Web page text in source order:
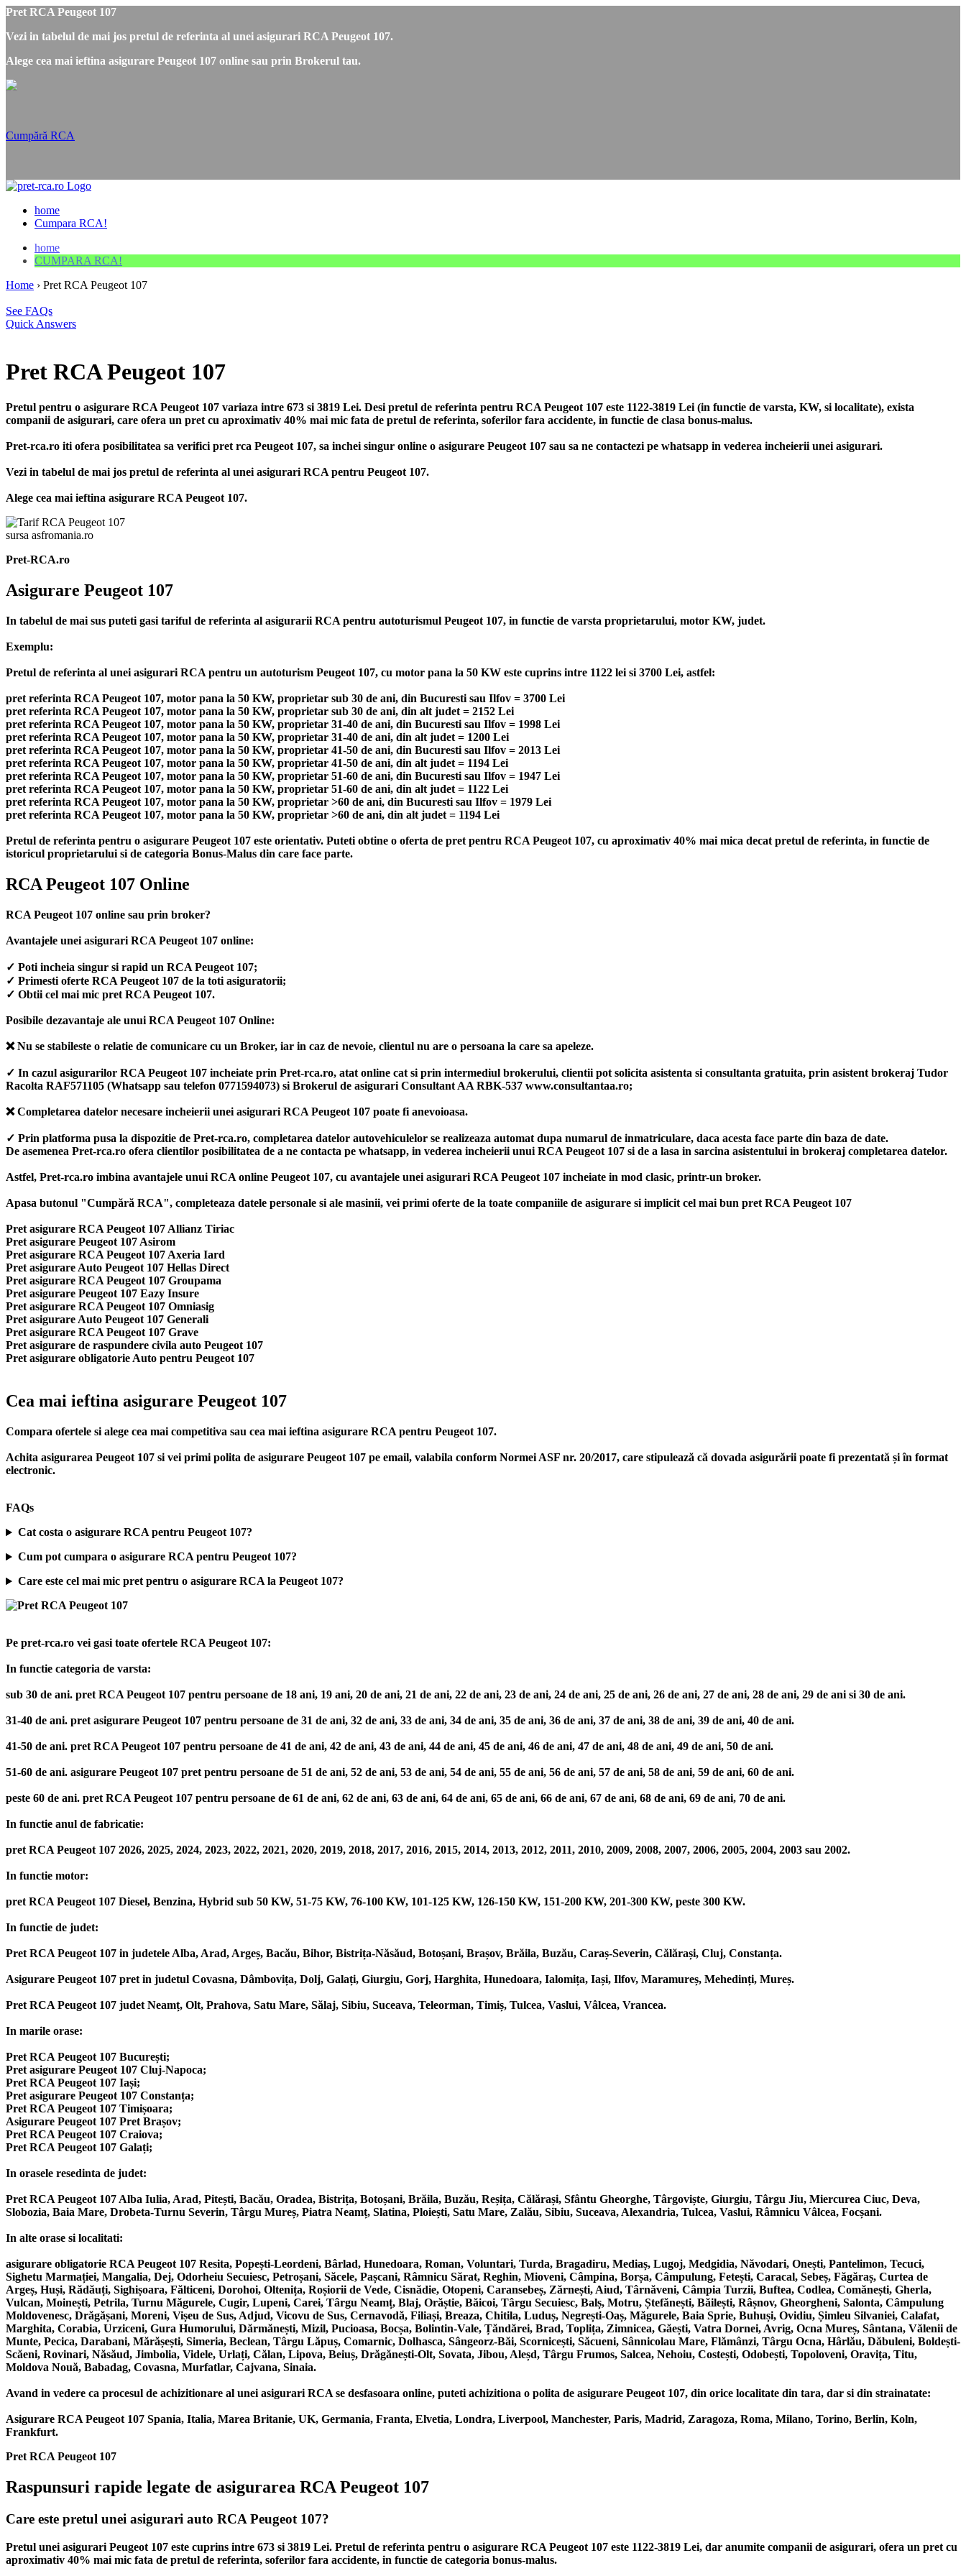
Pret RCA Peugeot 107
Vezi in tabelul de mai jos pretul de referinta al unei asigurari RCA Peugeot 107.
Alege cea mai ieftina asigurare Peugeot 107 online sau prin Brokerul tau.
Cumpără RCA
home
Cumpara RCA!
home
CUMPARA RCA!
Home › Pret RCA Peugeot 107
See FAQs
Quick Answers
Pret RCA Peugeot 107
Pretul pentru o asigurare RCA Peugeot 107 variaza intre 673 si 3819 Lei. Desi pretul de referinta pentru RCA Peugeot 107 este 1122-3819 Lei (in functie de varsta, KW, si localitate), exista
companii de asigurari, care ofera un pret cu aproximativ 40% mai mic fata de pretul de referinta, soferilor fara accidente, in functie de clasa bonus-malus.
Pret-rca.ro iti ofera posibilitatea sa verifici pret rca Peugeot 107, sa inchei singur online o asigurare Peugeot 107 sau sa ne contactezi pe whatsapp in vederea incheierii unei asigurari.
Vezi in tabelul de mai jos pretul de referinta al unei asigurari RCA pentru Peugeot 107.
Alege cea mai ieftina asigurare RCA Peugeot 107.
sursa asfromania.ro
Pret-RCA.ro
Asigurare Peugeot 107
In tabelul de mai sus puteti gasi tariful de referinta al asigurarii RCA pentru autoturismul Peugeot 107, in functie de varsta proprietarului, motor KW, judet.
Exemplu:
Pretul de referinta al unei asigurari RCA pentru un autoturism Peugeot 107, cu motor pana la 50 KW este cuprins intre 1122 lei si 3700 Lei, astfel:
pret referinta RCA Peugeot 107, motor pana la 50 KW, proprietar sub 30 de ani, din Bucuresti sau Ilfov = 3700 Lei
pret referinta RCA Peugeot 107, motor pana la 50 KW, proprietar sub 30 de ani, din alt judet = 2152 Lei
pret referinta RCA Peugeot 107, motor pana la 50 KW, proprietar 31-40 de ani, din Bucuresti sau Ilfov = 1998 Lei
pret referinta RCA Peugeot 107, motor pana la 50 KW, proprietar 31-40 de ani, din alt judet = 1200 Lei
pret referinta RCA Peugeot 107, motor pana la 50 KW, proprietar 41-50 de ani, din Bucuresti sau Ilfov = 2013 Lei
pret referinta RCA Peugeot 107, motor pana la 50 KW, proprietar 41-50 de ani, din alt judet = 1194 Lei
pret referinta RCA Peugeot 107, motor pana la 50 KW, proprietar 51-60 de ani, din Bucuresti sau Ilfov = 1947 Lei
pret referinta RCA Peugeot 107, motor pana la 50 KW, proprietar 51-60 de ani, din alt judet = 1122 Lei
pret referinta RCA Peugeot 107, motor pana la 50 KW, proprietar >60 de ani, din Bucuresti sau Ilfov = 1979 Lei
pret referinta RCA Peugeot 107, motor pana la 50 KW, proprietar >60 de ani, din alt judet = 1194 Lei
Pretul de referinta pentru o asigurare Peugeot 107 este orientativ. Puteti obtine o oferta de pret pentru RCA Peugeot 107, cu aproximativ 40% mai mica decat pretul de referinta, in functie de
istoricul proprietarului si de categoria Bonus-Malus din care face parte.
RCA Peugeot 107 Online
RCA Peugeot 107 online sau prin broker?
Avantajele unei asigurari RCA Peugeot 107 online:
✓ Poti incheia singur si rapid un RCA Peugeot 107;
✓ Primesti oferte RCA Peugeot 107 de la toti asiguratorii;
✓ Obtii cel mai mic pret RCA Peugeot 107.
Posibile dezavantaje ale unui RCA Peugeot 107 Online:
❌ Nu se stabileste o relatie de comunicare cu un Broker, iar in caz de nevoie, clientul nu are o persoana la care sa apeleze.
✓ In cazul asigurarilor RCA Peugeot 107 incheiate prin Pret-rca.ro, atat online cat si prin intermediul brokerului, clientii pot solicita asistenta si consultanta gratuita, prin asistent brokeraj Tudor
Racolta RAF571105 (Whatsapp sau telefon 0771594073) si Brokerul de asigurari Consultant AA RBK-537 www.consultantaa.ro;
❌ Completarea datelor necesare incheierii unei asigurari RCA Peugeot 107 poate fi anevoioasa.
✓ Prin platforma pusa la dispozitie de Pret-rca.ro, completarea datelor autovehiculelor se realizeaza automat dupa numarul de inmatriculare, daca acesta face parte din baza de date.
De asemenea Pret-rca.ro ofera clientilor posibilitatea de a ne contacta pe whatsapp, in vederea incheierii unui RCA Peugeot 107 si de a lasa in sarcina asistentului in brokeraj completarea datelor.
Astfel, Pret-rca.ro imbina avantajele unui RCA online Peugeot 107, cu avantajele unei asigurari RCA Peugeot 107 incheiate in mod clasic, printr-un broker.
Apasa butonul "Cumpără RCA", completeaza datele personale si ale masinii, vei primi oferte de la toate companiile de asigurare si implicit cel mai bun pret RCA Peugeot 107
Pret asigurare RCA Peugeot 107 Allianz Tiriac
Pret asigurare Peugeot 107 Asirom
Pret asigurare RCA Peugeot 107 Axeria Iard
Pret asigurare Auto Peugeot 107 Hellas Direct
Pret asigurare RCA Peugeot 107 Groupama
Pret asigurare Peugeot 107 Eazy Insure
Pret asigurare RCA Peugeot 107 Omniasig
Pret asigurare Auto Peugeot 107 Generali
Pret asigurare RCA Peugeot 107 Grave
Pret asigurare de raspundere civila auto Peugeot 107
Pret asigurare obligatorie Auto pentru Peugeot 107
Cea mai ieftina asigurare Peugeot 107
Compara ofertele si alege cea mai competitiva sau cea mai ieftina asigurare RCA pentru Peugeot 107.
Achita asigurarea Peugeot 107 si vei primi polita de asigurare Peugeot 107 pe email, valabila conform Normei ASF nr. 20/2017, care stipulează că dovada asigurării poate fi prezentată și în format
electronic.
FAQs
Cat costa o asigurare RCA pentru Peugeot 107?
Cum pot cumpara o asigurare RCA pentru Peugeot 107?
Care este cel mai mic pret pentru o asigurare RCA la Peugeot 107?
Pe pret-rca.ro vei gasi toate ofertele RCA Peugeot 107:
In functie categoria de varsta:
sub 30 de ani. pret RCA Peugeot 107 pentru persoane de 18 ani, 19 ani, 20 de ani, 21 de ani, 22 de ani, 23 de ani, 24 de ani, 25 de ani, 26 de ani, 27 de ani, 28 de ani, 29 de ani si 30 de ani.
31-40 de ani. pret asigurare Peugeot 107 pentru persoane de 31 de ani, 32 de ani, 33 de ani, 34 de ani, 35 de ani, 36 de ani, 37 de ani, 38 de ani, 39 de ani, 40 de ani.
41-50 de ani. pret RCA Peugeot 107 pentru persoane de 41 de ani, 42 de ani, 43 de ani, 44 de ani, 45 de ani, 46 de ani, 47 de ani, 48 de ani, 49 de ani, 50 de ani.
51-60 de ani. asigurare Peugeot 107 pret pentru persoane de 51 de ani, 52 de ani, 53 de ani, 54 de ani, 55 de ani, 56 de ani, 57 de ani, 58 de ani, 59 de ani, 60 de ani.
peste 60 de ani. pret RCA Peugeot 107 pentru persoane de 61 de ani, 62 de ani, 63 de ani, 64 de ani, 65 de ani, 66 de ani, 67 de ani, 68 de ani, 69 de ani, 70 de ani.
In functie anul de fabricatie:
pret RCA Peugeot 107 2026, 2025, 2024, 2023, 2022, 2021, 2020, 2019, 2018, 2017, 2016, 2015, 2014, 2013, 2012, 2011, 2010, 2009, 2008, 2007, 2006, 2005, 2004, 2003 sau 2002.
In functie motor:
pret RCA Peugeot 107 Diesel, Benzina, Hybrid sub 50 KW, 51-75 KW, 76-100 KW, 101-125 KW, 126-150 KW, 151-200 KW, 201-300 KW, peste 300 KW.
In functie de judet:
Pret RCA Peugeot 107 in judetele Alba, Arad, Argeș, Bacău, Bihor, Bistrița-Năsăud, Botoșani, Brașov, Brăila, Buzău, Caraș-Severin, Călărași, Cluj, Constanța.
Asigurare Peugeot 107 pret in judetul Covasna, Dâmbovița, Dolj, Galați, Giurgiu, Gorj, Harghita, Hunedoara, Ialomița, Iași, Ilfov, Maramureș, Mehedinți, Mureș.
Pret RCA Peugeot 107 judet Neamț, Olt, Prahova, Satu Mare, Sălaj, Sibiu, Suceava, Teleorman, Timiș, Tulcea, Vaslui, Vâlcea, Vrancea.
In marile orase:
Pret RCA Peugeot 107 București;
Pret asigurare Peugeot 107 Cluj-Napoca;
Pret RCA Peugeot 107 Iași;
Pret asigurare Peugeot 107 Constanța;
Pret RCA Peugeot 107 Timișoara;
Asigurare Peugeot 107 Pret Brașov;
Pret RCA Peugeot 107 Craiova;
Pret RCA Peugeot 107 Galați;
In orasele resedinta de judet:
Pret RCA Peugeot 107 Alba Iulia, Arad, Pitești, Bacău, Oradea, Bistrița, Botoșani, Brăila, Buzău, Reșița, Călărași, Sfântu Gheorghe, Târgoviște, Giurgiu, Târgu Jiu, Miercurea Ciuc, Deva,
Slobozia, Baia Mare, Drobeta-Turnu Severin, Târgu Mureș, Piatra Neamț, Slatina, Ploiești, Satu Mare, Zalău, Sibiu, Suceava, Alexandria, Tulcea, Vaslui, Râmnicu Vâlcea, Focșani.
In alte orase si localitati:
asigurare obligatorie RCA Peugeot 107 Resita, Popești-Leordeni, Bârlad, Hunedoara, Roman, Voluntari, Turda, Bragadiru, Mediaș, Lugoj, Medgidia, Năvodari, Onești, Pantelimon, Tecuci,
Sighetu Marmației, Mangalia, Dej, Odorheiu Secuiesc, Petroșani, Săcele, Pașcani, Râmnicu Sărat, Reghin, Mioveni, Câmpina, Borșa, Câmpulung, Fetești, Caracal, Sebeș, Făgăraș, Curtea de
Argeș, Huși, Rădăuți, Sighișoara, Fălticeni, Dorohoi, Oltenița, Roșiorii de Vede, Cisnădie, Otopeni, Caransebeș, Zărnești, Aiud, Târnăveni, Câmpia Turzii, Buftea, Codlea, Comănești, Gherla,
Vulcan, Moinești, Petrila, Turnu Măgurele, Cugir, Lupeni, Carei, Târgu Neamț, Blaj, Orăștie, Băicoi, Târgu Secuiesc, Balș, Motru, Ștefănești, Băilești, Râșnov, Gheorgheni, Salonta, Câmpulung
Moldovenesc, Drăgășani, Moreni, Vișeu de Sus, Adjud, Vicovu de Sus, Cernavodă, Filiași, Breaza, Chitila, Luduș, Negrești-Oaș, Măgurele, Baia Sprie, Buhuși, Ovidiu, Șimleu Silvaniei, Calafat,
Marghita, Corabia, Urziceni, Gura Humorului, Dărmănești, Mizil, Pucioasa, Bocșa, Bolintin-Vale, Țăndărei, Brad, Toplița, Zimnicea, Găești, Vatra Dornei, Avrig, Ocna Mureș, Sântana, Vălenii de
Munte, Pecica, Darabani, Mărășești, Simeria, Beclean, Târgu Lăpuș, Comarnic, Dolhasca, Sângeorz-Băi, Scornicești, Săcueni, Sânnicolau Mare, Flămânzi, Târgu Ocna, Hârlău, Dăbuleni, Boldești-
Scăeni, Rovinari, Năsăud, Jimbolia, Videle, Urlați, Călan, Lipova, Beiuș, Drăgănești-Olt, Sovata, Jibou, Aleșd, Târgu Frumos, Salcea, Nehoiu, Costești, Odobești, Topoloveni, Oravița, Titu,
Moldova Nouă, Babadag, Covasna, Murfatlar, Cajvana, Sinaia.
Avand in vedere ca procesul de achizitionare al unei asigurari RCA se desfasoara online, puteti achizitiona o polita de asigurare Peugeot 107, din orice localitate din tara, dar si din strainatate:
Asigurare RCA Peugeot 107 Spania, Italia, Marea Britanie, UK, Germania, Franta, Elvetia, Londra, Liverpool, Manchester, Paris, Madrid, Zaragoza, Roma, Milano, Torino, Berlin, Koln,
Frankfurt.
Pret RCA Peugeot 107
Raspunsuri rapide legate de asigurarea RCA Peugeot 107
Care este pretul unei asigurari auto RCA Peugeot 107?
Pretul unei asigurari Peugeot 107 este cuprins intre 673 si 3819 Lei. Pretul de referinta pentru o asigurare RCA Peugeot 107 este 1122-3819 Lei, dar anumite companii de asigurari, ofera un pret cu
aproximativ 40% mai mic fata de pretul de referinta, soferilor fara accidente, in functie de categoria bonus-malus.